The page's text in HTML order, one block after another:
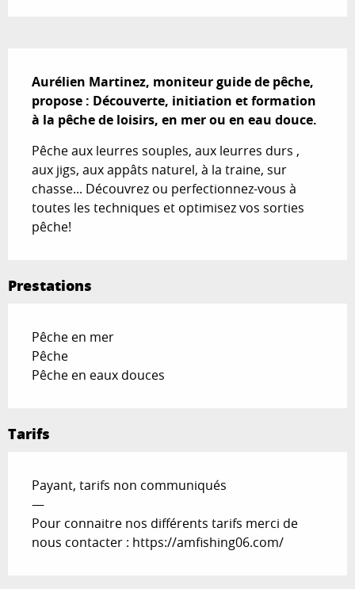
Aurélien Martinez, moniteur guide de pêche,
propose : Découverte, initiation et formation
à la pêche de loisirs, en mer ou en eau douce.
Pêche aux leurres souples, aux leurres durs ,
aux jigs, aux appâts naturel, à la traine, sur
chasse... Découvrez ou perfectionnez-vous à
toutes les techniques et optimisez vos sorties
pêche!
Prestations
Pêche en mer
Pêche
Pêche en eaux douces
Tarifs
Payant, tarifs non communiqués
—
Pour connaitre nos différents tarifs merci de
nous contacter : https://amfishing06.com/